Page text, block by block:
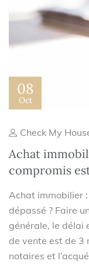
08
Oct
Check My
Achat
compromis
Achat immobilier
dépassé​ ? Faire
générale, le délai
de vente est de 3
notaires et